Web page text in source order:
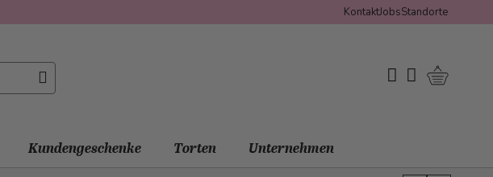
KontaktJobsStandorte
My Wishlist
Mein Konto
Kundengeschenke Torten Unternehmen